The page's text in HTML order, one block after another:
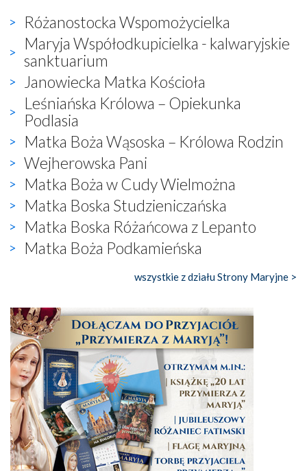
Różanostocka Wspomożycielka
Maryja Współodkupicielka - kalwaryjskie
sanktuarium
Janowiecka Matka Kościoła
Leśniańska Królowa – Opiekunka
Podlasia
Matka Boża Wąsoska – Królowa Rodzin
Wejherowska Pani
Matka Boża w Cudy Wielmożna
Matka Boska Studzieniczańska
Matka Boska Różańcowa z Lepanto
Matka Boża Podkamieńska
wszystkie z działu Strony Maryjne >